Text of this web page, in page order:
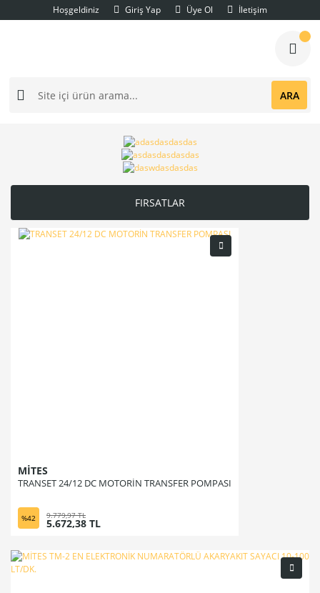
Hoşgeldiniz Giriş Yap Üye Ol İletişim
ARA
FIRSATLAR
MİTES
TRANSET 24/12 DC MOTORİN TRANSFER POMPASI
%42 9.779,97 TL
5.672,38 TL